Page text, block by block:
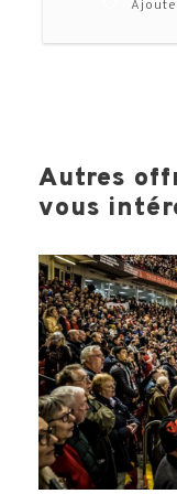
de vibrer
Ο Les
Les
Autres
vous